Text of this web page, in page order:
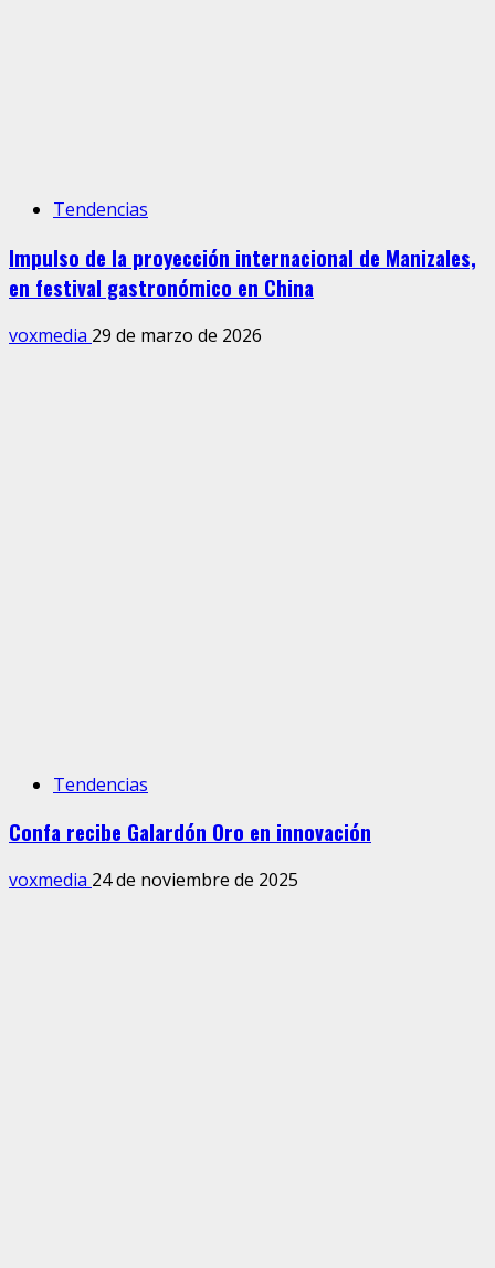
Tendencias
Impulso de la proyección internacional de Manizales,
en festival gastronómico en China
voxmedia 29 de marzo de 2026
Tendencias
Confa recibe Galardón Oro en innovación
voxmedia 24 de noviembre de 2025